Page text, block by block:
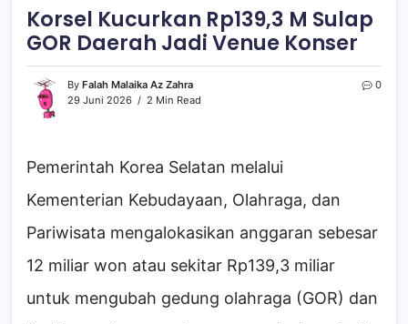
Korsel Kucurkan Rp139,3 M Sulap
GOR Daerah Jadi Venue Konser
By Falah Malaika Az Zahra
29 Juni 2026
2 Min Read
0
Pemerintah Korea Selatan melalui
Kementerian Kebudayaan, Olahraga, dan
Pariwisata mengalokasikan anggaran sebesar
12 miliar won atau sekitar Rp139,3 miliar
untuk mengubah gedung olahraga (GOR) dan